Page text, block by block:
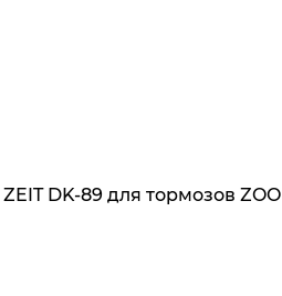
DK-89 для тормозов